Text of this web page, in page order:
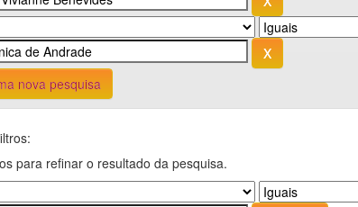
nova pesquisa
para refinar o resultado da pesquisa.